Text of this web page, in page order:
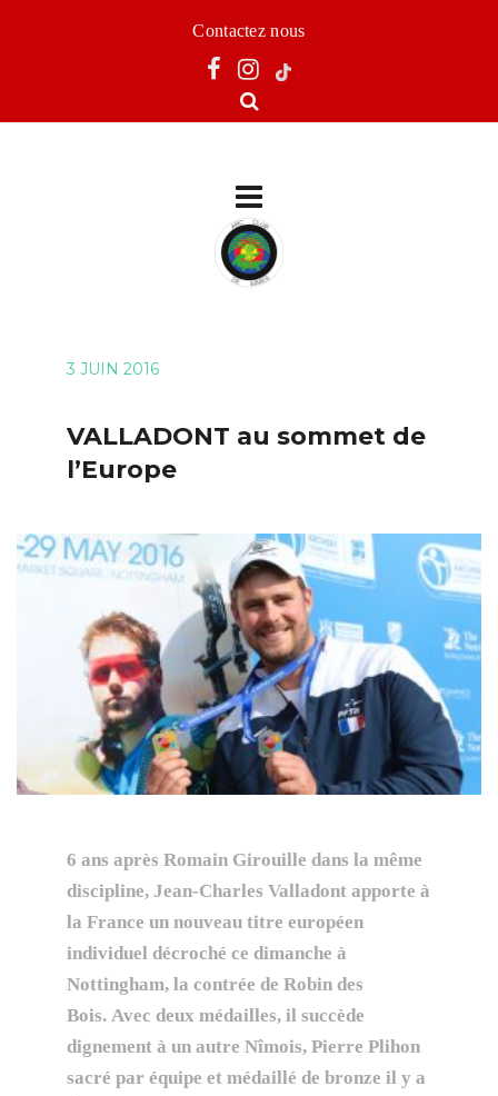
Contactez nous
3 JUIN 2016
VALLADONT au sommet de
l’Europe
6 ans après Romain Girouille dans la même
discipline, Jean-Charles Valladont apporte à
la France un nouveau titre européen
individuel décroché ce dimanche à
Nottingham, la contrée de Robin des
Bois. Avec deux médailles, il succède
dignement à un autre Nîmois, Pierre Plihon
sacré par équipe et médaillé de bronze il y a